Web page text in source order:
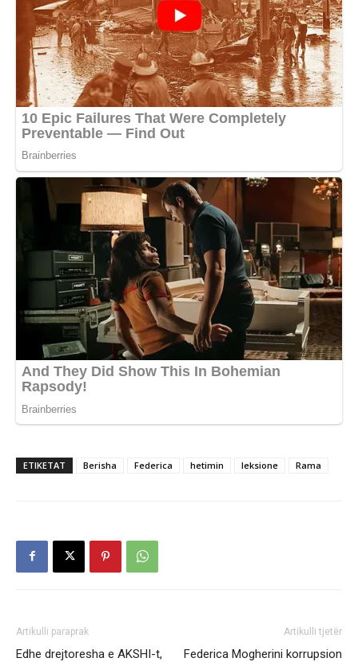
ETIKETAT Berisha Federica hetimin leksione Rama
Artikulli paraprak
Edhe drejtoresha e AKSHI-t,
Artikulli tjetër
Federica Mogherini korrupsion